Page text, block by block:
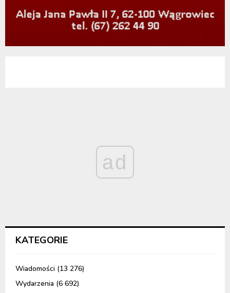
ad
KATEGORIE
Wiadomości (13 276)
Wydarzenia (6 692)